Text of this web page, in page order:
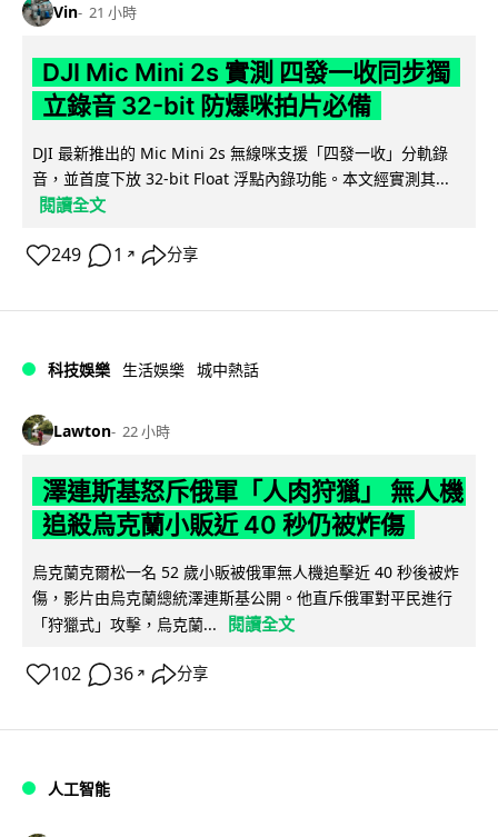
Vin 21 小時
DJI Mic Mini 2s 實測 四發一收同步獨
立錄音 32-bit 防爆咪拍片必備
DJI 最新推出的 Mic Mini 2s 無線咪支援「四發一收」分軌錄
音，並首度下放 32-bit Float 浮點內錄功能。本文經實測其...
閱讀全文
249 1 ↗ 分享
科技娛樂 生活娛樂 城中熱話
Lawton 22 小時
澤連斯基怒斥俄軍「人肉狩獵」 無人機
追殺烏克蘭小販近 40 秒仍被炸傷
烏克蘭克爾松一名 52 歲小販被俄軍無人機追擊近 40 秒後被炸
傷，影片由烏克蘭總統澤連斯基公開。他直斥俄軍對平民進行
「狩獵式」攻擊，烏克蘭...
閱讀全文
102 36 ↗ 分享
人工智能